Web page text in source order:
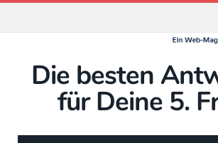
Die besten
für Deine 5.